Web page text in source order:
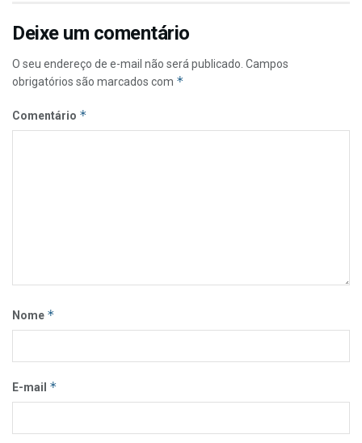
Deixe um comentário
O seu endereço de e-mail não será publicado. Campos
obrigatórios são marcados com *
Comentário *
Nome *
E-mail *